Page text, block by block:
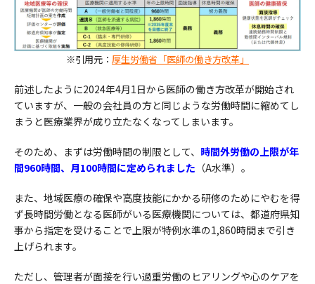
※引用元： 厚生労働省「医師の働き方改革」
前述したように2024年4月1日から医師の働き方改革が開始され
ていますが、一般の会社員の方と同じような労働時間に縮めてし
まうと医療業界が成り立たなくなってしまいます。
そのため、まずは労働時間の制限として、 時間外労働の上限が年
間960時間、月100時間に定められました （A水準）。
また、地域医療の確保や高度技能にかかる研修のためにやむを得
ず長時間労働となる医師がいる医療機関については、都道府県知
事から指定を受けることで上限が特例水準の1,860時間まで引き
上げられます。
ただし、管理者が面接を行い過重労働のヒアリングや心のケアを